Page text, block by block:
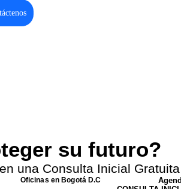
su futuro?
una Consulta Inicial Gratuita
Oficinas en Bogotá D.C